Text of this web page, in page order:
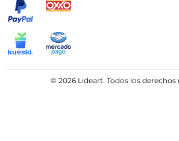
© 2026 Lideart. Todos los derechos